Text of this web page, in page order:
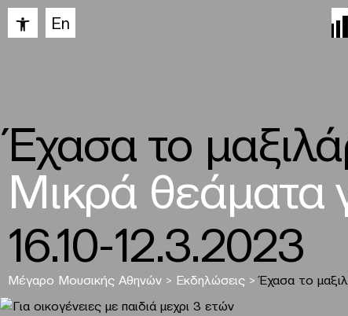
Ανοίξτε τη γραμμή εργαλείων
En
Έχασα το
Μικρά θεάματα
16.10-12.3.2023
Μέγαρο Μουσικής Αθηνών > Εκδηλώσεις >Έχασα το